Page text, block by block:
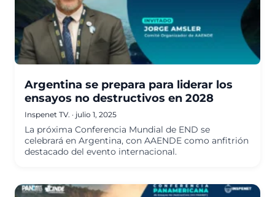
Argentina se prepara para liderar los
ensayos no destructivos en 2028
Inspenet TV. · julio 1, 2025
La próxima Conferencia Mundial de END se
celebrará en Argentina, con AAENDE como anfitrión
destacado del evento internacional.